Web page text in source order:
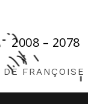
2008 – 2078
FRANÇOISE